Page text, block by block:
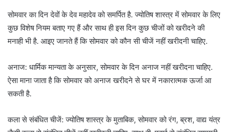
सोमवार का दिन देवों के देव महादेव को समर्पित है. ज्योतिष शास्त्र में सोमवार के लिए
कुछ विशेष नियम बताए गए हैं और साथ ही इस दिन कुछ चीजों को खरीदने की
मनाही भी है. आइए जानते हैं कि सोमवार को कौन सी चीजें नहीं खरीदनी चाहिए.
अनाज: धार्मिक मान्यता के अनुसार, सोमवार के दिन अनाज नहीं खरीदना चाहिए.
ऐसा माना जाता है कि सोमवार को अनाज खरीदने से घर में नकारात्मक ऊर्जा आ
सकती है.
कला से संबंधित चीजें: ज्योतिष शास्त्र के मुताबिक, सोमवार को रंग, ब्रश, वाद्य यंत्र